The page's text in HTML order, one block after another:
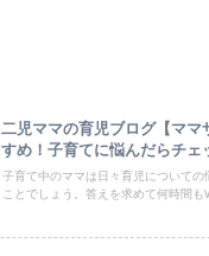
二児ママの育児ブログ【マ
すめ！子育てに悩んだらチェ
子育て中のママは日々育児についての
ことでしょう。答えを求めて何時間も